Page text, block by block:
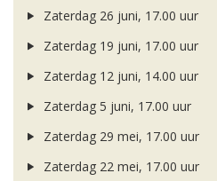
Zaterdag 26 juni, 17.00 uur
Zaterdag 19 juni, 17.00 uur
Zaterdag 12 juni, 14.00 uur
Zaterdag 5 juni, 17.00 uur
Zaterdag 29 mei, 17.00 uur
Zaterdag 22 mei, 17.00 uur